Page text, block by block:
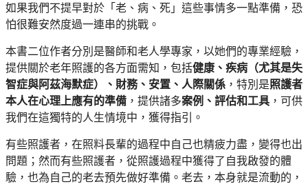
如果我們不提早對於「老、病、死」這些事情多一點準備，恐
怕很難安然度過一連串的挑戰。
本書二位作者分別是醫師和老人學專家，以她們的專業經驗，
提供關於老年照護的各方面需知，包括健康、疾病（尤其是失
智症與阿茲海默症）、財務、安置、人際關係 ，特別是照護者
本人在心理上應有的準備 ，提供諸多案例、評估和工具 ，可供
我們在這獨特的人生情境中，獲得指引。
有些照護者，在照料長輩的過程中自己也精疲力盡，變得也出
問題；然而有些照護者，從照護過程中獲得了自我啟發的體
驗，也為自己的老去預先做好準備。老去，本身就是流動的，